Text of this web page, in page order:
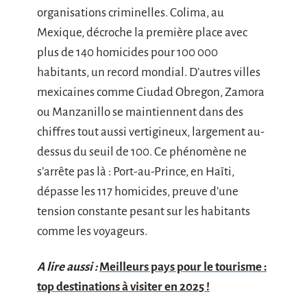
organisations criminelles. Colima, au
Mexique, décroche la première place avec
plus de 140 homicides pour 100 000
habitants, un record mondial. D’autres villes
mexicaines comme Ciudad Obregon, Zamora
ou Manzanillo se maintiennent dans des
chiffres tout aussi vertigineux, largement au-
dessus du seuil de 100. Ce phénomène ne
s’arrête pas là : Port-au-Prince, en Haïti,
dépasse les 117 homicides, preuve d’une
tension constante pesant sur les habitants
comme les voyageurs.
A lire aussi : Meilleurs pays pour le tourisme :
top destinations à visiter en 2025 !